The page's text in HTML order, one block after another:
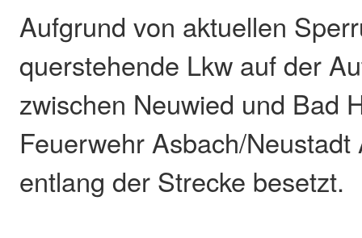
Aufgrund von aktuellen
querstehende Lkw auf der
zwischen Neuwied und Bad
Feuerwehr Asbach/
entlang der Strecke besetzt.